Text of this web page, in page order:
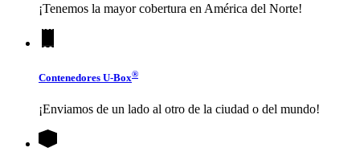
¡Tenemos la mayor cobertura en América del Norte!
Contenedores U-Box®
¡Enviamos de un lado al otro de la ciudad o del mundo!